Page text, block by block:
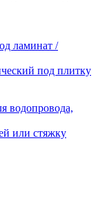
ламинат /
под плитку
водопровода,
или стяжку